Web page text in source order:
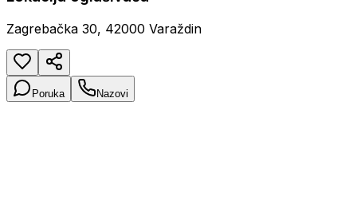
Zagrebačka 30, 42000 Varaždin
Poruka Nazovi